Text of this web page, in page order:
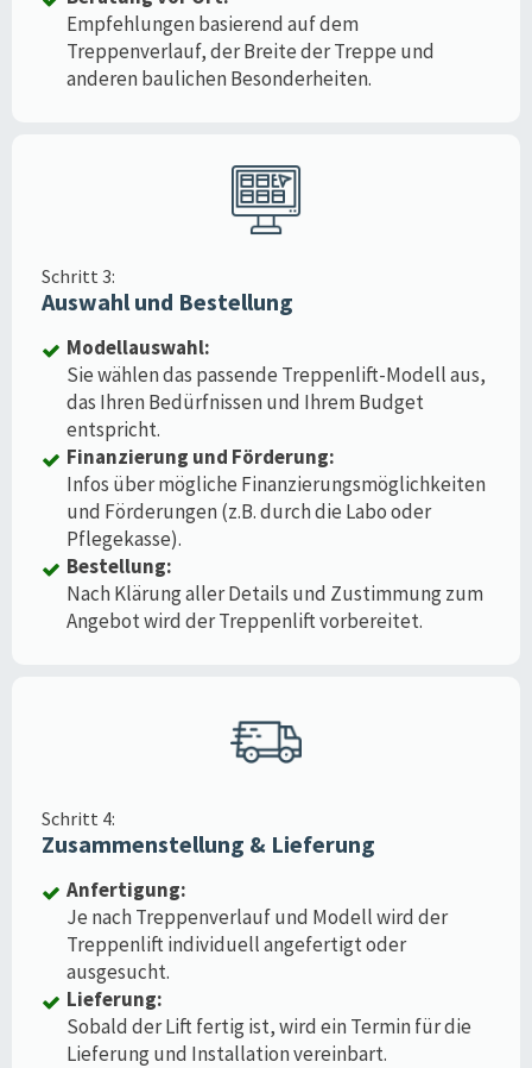
Empfehlungen basierend auf dem
Treppenverlauf, der Breite der Treppe und
anderen baulichen Besonderheiten.
Schritt 3:
Auswahl und Bestellung
Modellauswahl:
Sie wählen das passende Treppenlift-Modell aus,
das Ihren Bedürfnissen und Ihrem Budget
entspricht.
Finanzierung und Förderung:
Infos über mögliche Finanzierungsmöglichkeiten
und Förderungen (z.B. durch die Labo oder
Pflegekasse).
Bestellung:
Nach Klärung aller Details und Zustimmung zum
Angebot wird der Treppenlift vorbereitet.
Schritt 4:
Zusammenstellung & Lieferung
Anfertigung:
Je nach Treppenverlauf und Modell wird der
Treppenlift individuell angefertigt oder
ausgesucht.
Lieferung:
Sobald der Lift fertig ist, wird ein Termin für die
Lieferung und Installation vereinbart.